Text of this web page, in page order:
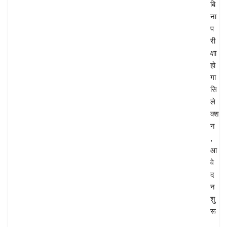
बि
ना
प
री
क्षा
हो
गा
सि
ले
क्श
न
,
आ
वे
द
न
शु
रू